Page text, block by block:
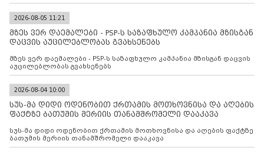
2026-08-05 11:21
მზეს ვერ დაემალები - PSP-ს საზაფხულო კამპანია მზისგან
დაცვის აუცილებლობას გვახსენებს
მზეს ვერ დაემალები - PSP-ს საზაფხულო კამპანია მზისგან დაცვის
აუცილებლობას გვახსენებს
2026-08-04 10:00
სუს-მა დიდი ოდენობით ქრთამის მოთხოვნისა და აღების
ფაქტზე ბათუმის მერიის თანამშრომელი დააკავა
სუს-მა დიდი ოდენობით ქრთამის მოთხოვნისა და აღების ფაქტზე
ბათუმის მერიის თანამშრომელი დააკავა